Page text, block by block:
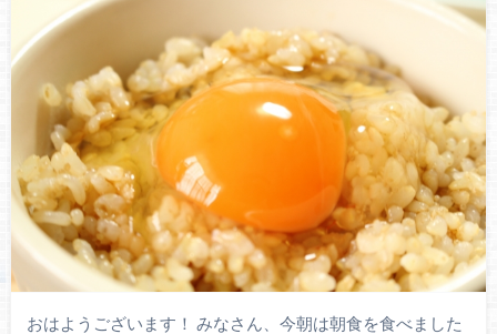
おはようございます！ みなさん、今朝は朝食を食べました